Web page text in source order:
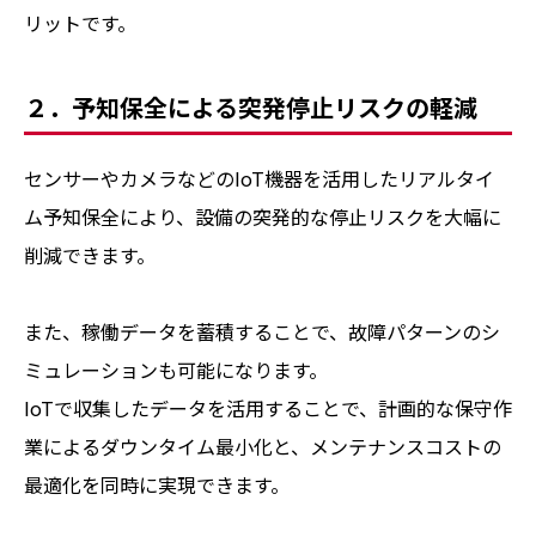
リットです。
２．予知保全による突発停止リスクの軽減
センサーやカメラなどのIoT機器を活用したリアルタイ
ム予知保全により、設備の突発的な停止リスクを大幅に
削減できます。
また、稼働データを蓄積することで、故障パターンのシ
ミュレーションも可能になります。
IoTで収集したデータを活用することで、計画的な保守作
業によるダウンタイム最小化と、メンテナンスコストの
最適化を同時に実現できます。